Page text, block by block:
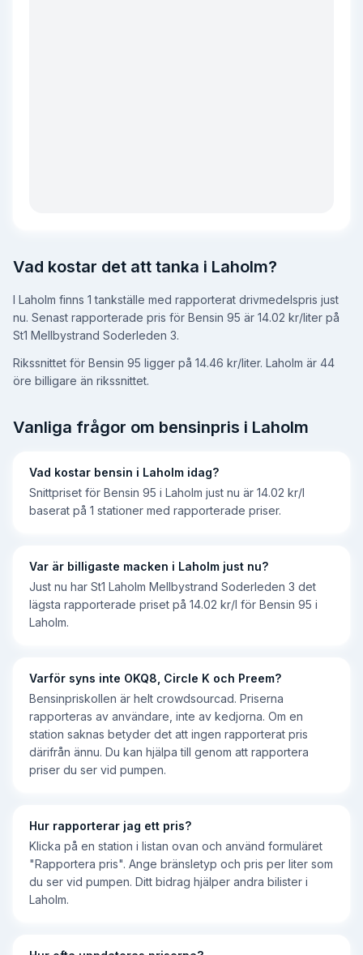
Vad kostar det att tanka i Laholm?
I Laholm finns 1 tankställe med rapporterat drivmedelspris just
nu. Senast rapporterade pris för Bensin 95 är 14.02 kr/liter på
St1 Mellbystrand Soderleden 3.
Rikssnittet för Bensin 95 ligger på 14.46 kr/liter. Laholm är 44
öre billigare än rikssnittet.
Vanliga frågor om bensinpris i Laholm
Vad kostar bensin i Laholm idag?
Snittpriset för Bensin 95 i Laholm just nu är 14.02 kr/l
baserat på 1 stationer med rapporterade priser.
Var är billigaste macken i Laholm just nu?
Just nu har St1 Laholm Mellbystrand Soderleden 3 det
lägsta rapporterade priset på 14.02 kr/l för Bensin 95 i
Laholm.
Varför syns inte OKQ8, Circle K och Preem?
Bensinpriskollen är helt crowdsourcad. Priserna
rapporteras av användare, inte av kedjorna. Om en
station saknas betyder det att ingen rapporterat pris
därifrån ännu. Du kan hjälpa till genom att rapportera
priser du ser vid pumpen.
Hur rapporterar jag ett pris?
Klicka på en station i listan ovan och använd formuläret
"Rapportera pris". Ange bränsletyp och pris per liter som
du ser vid pumpen. Ditt bidrag hjälper andra bilister i
Laholm.